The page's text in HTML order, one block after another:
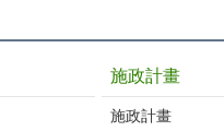
施政計畫
施政計畫